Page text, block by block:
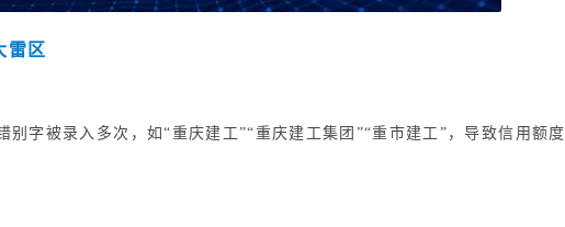
雷区
别字被录入多次，如“重庆建工”“重庆建工集团”“重市建工”，导致信用额度